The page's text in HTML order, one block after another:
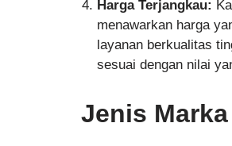
Harga Terjangkau:
menawarkan harga
layanan berkualitas
sesuai dengan nilai
Jenis